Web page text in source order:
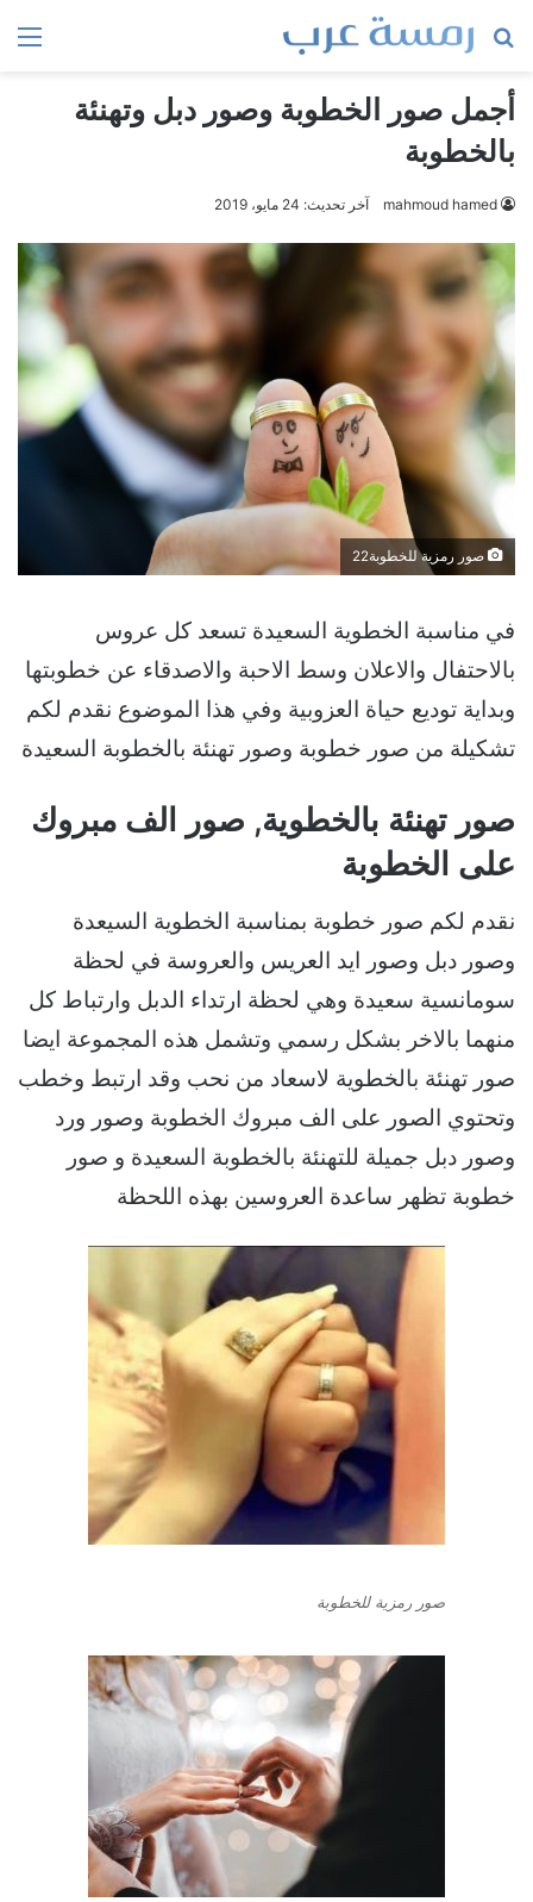
بحث
أجمل صور الخطوبة وصور دبل وتهنئة
بالخطوبة
mahmoud hamed آخر تحديث: 24 مايو، 2019
صور رمزية للخطوبة22
في مناسبة الخطوية السعيدة تسعد كل عروس
بالاحتفال والاعلان وسط الاحبة والاصدقاء عن خطوبتها
وبداية توديع حياة العزوبية وفي هذا الموضوع نقدم لكم
تشكيلة من صور خطوبة وصور تهنئة بالخطوبة السعيدة
صور تهنئة بالخطوية, صور الف مبروك
على الخطوبة
نقدم لكم صور خطوبة بمناسبة الخطوية السيعدة
وصور دبل وصور ايد العريس والعروسة في لحظة
سومانسية سعيدة وهي لحظة ارتداء الدبل وارتباط كل
منهما بالاخر بشكل رسمي وتشمل هذه المجموعة ايضا
صور تهنئة بالخطوية لاسعاد من نحب وقد ارتبط وخطب
وتحتوي الصور على الف مبروك الخطوبة وصور ورد
وصور دبل جميلة للتهنئة بالخطوبة السعيدة و صور
خطوبة تظهر ساعدة العروسين بهذه اللحظة
صور رمزية للخطوبة